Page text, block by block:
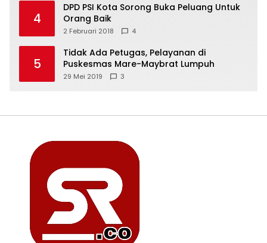
4
DPD PSI Kota Sorong Buka Peluang Untuk
Orang Baik
2 Februari 2018 4
5
Tidak Ada Petugas, Pelayanan di
Puskesmas Mare-Maybrat Lumpuh
29 Mei 2019 3